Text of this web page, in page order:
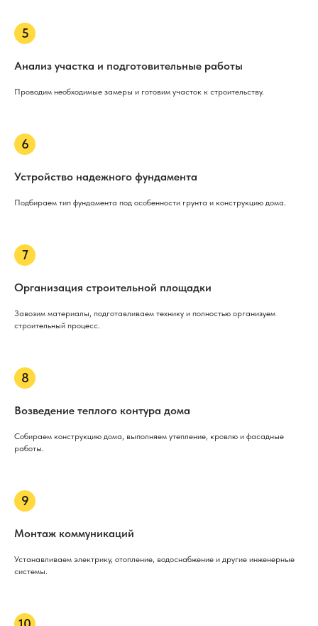
Анализ участка и подготовительные работы
Проводим необходимые замеры и готовим участок к строительству.
Устройство надежного фундамента
Подбираем тип фундамента под особенности грунта и конструкцию дома.
Организация строительной площадки
Завозим материалы, подготавливаем технику и полностью организуем
строительный процесс.
Возведение теплого контура дома
Собираем конструкцию дома, выполняем утепление, кровлю и фасадные
работы.
Монтаж коммуникаций
Устанавливаем электрику, отопление, водоснабжение и другие инженерные
системы.